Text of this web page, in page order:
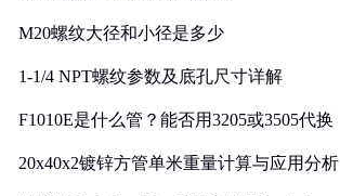
M20螺纹大径和小径是多少
1-1/4 NPT螺纹参数及底孔尺寸详解
F1010E是什么管？能否用3205或3505代换
20x40x2镀锌方管单米重量计算与应用分析